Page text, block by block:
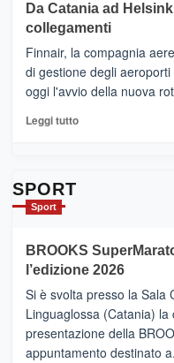
tappe
dell’enoturismo
RANDAZZO
–
Ci
siamo
quasi….
pronti
per
Da Catania ad
collegamenti
Finnair, la compagnia
di gestione degli
oggi l'avvio della nuova
Leggi tuttoLeggi
con
la
Al
via
i
collegamenti
SPORT
Sport
BROOKS
l’edizione 2026
Si è svolta presso la Sala
Linguaglossa (Catania)
presentazione della
appuntamento destinato